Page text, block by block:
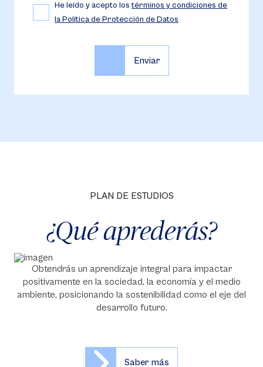
He leído y acepto lostérminos y condiciones de
la Política de Protección de Datos
PLAN DE ESTUDIOS
¿Qué aprederás?
Obtendrás un aprendizaje integral para impactar
positivamente en la sociedad, la economía y el medio
ambiente, posicionando la sostenibilidad como el eje del
desarrollo futuro.
Saber más